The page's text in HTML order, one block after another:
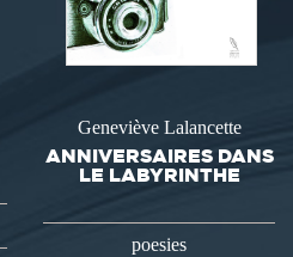
Geneviève Lalancette
ANNIVERSAIRES DANS
LE LABYRINTHE
poesies